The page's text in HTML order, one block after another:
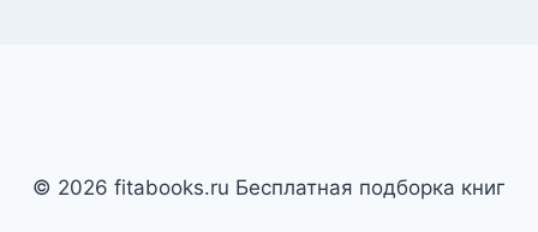
© 2026 fitabooks.ru Бесплатная подборка книг